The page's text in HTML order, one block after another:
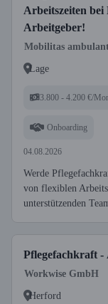
Arbeitszeiten bei
Arbeitgeber!
Mobilitas
Lage
3.800 - 4.200 €/
Onboarding
04.08.2026
Werde
von flexiblen
unterstützenden
Pflegefachkraft
Workwise GmbH
Herford